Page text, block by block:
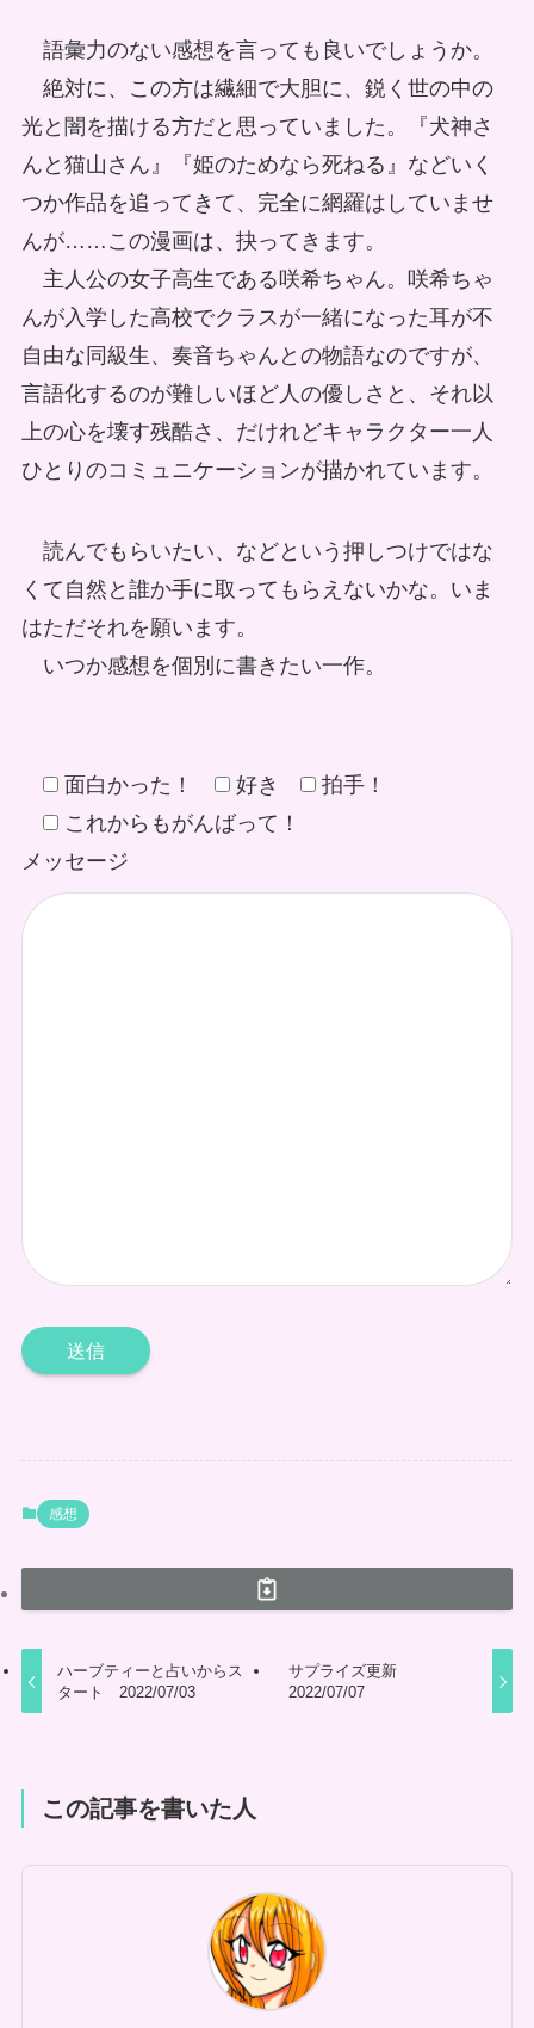
語彙力のない感想を言っても良いでしょうか。
絶対に、この方は繊細で大胆に、鋭く世の中の
光と闇を描ける方だと思っていました。『犬神さ
んと猫山さん』『姫のためなら死ねる』などいく
つか作品を追ってきて、完全に網羅はしていませ
んが……この漫画は、抉ってきます。
主人公の女子高生である咲希ちゃん。咲希ちゃ
んが入学した高校でクラスが一緒になった耳が不
自由な同級生、奏音ちゃんとの物語なのですが、
言語化するのが難しいほど人の優しさと、それ以
上の心を壊す残酷さ、だけれどキャラクター一人
ひとりのコミュニケーションが描かれています。
読んでもらいたい、などという押しつけではな
くて自然と誰か手に取ってもらえないかな。いま
はただそれを願います。
いつか感想を個別に書きたい一作。
面白かった！ 好き
拍手！
これからもがんばって！
メッセージ
感想
ハーブティーと占いからス
タート 2022/07/03
サプライズ更新
2022/07/07
この記事を書いた人